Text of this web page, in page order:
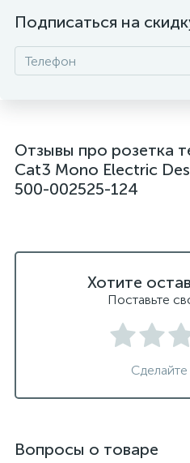
Подписаться на
Отзывы про розетка
Cat3 Mono Electric
500-002525-124
Хотите
Поставьте
Вопросы о товаре